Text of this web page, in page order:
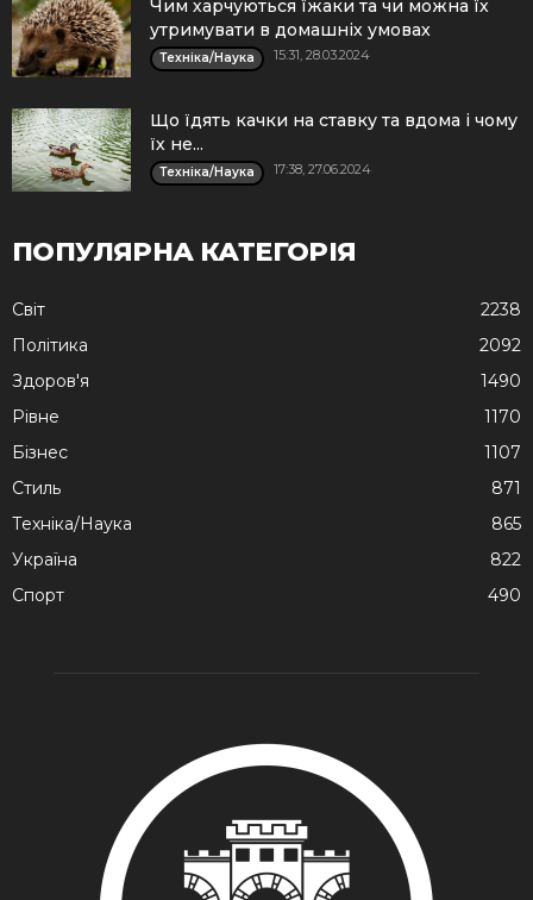
Чим харчуються їжаки та чи можна їх
утримувати в домашніх умовах
Техніка/Наука 15:31, 28.03.2024
Що їдять качки на ставку та вдома і чому
їх не...
Техніка/Наука 17:38, 27.06.2024
ПОПУЛЯРНА КАТЕГОРІЯ
Cвіт
2238
Політика
2092
Здоров'я
1490
Рівне
1170
Бізнес
1107
Стиль
871
Техніка/Наука
865
Україна
822
Спорт
490